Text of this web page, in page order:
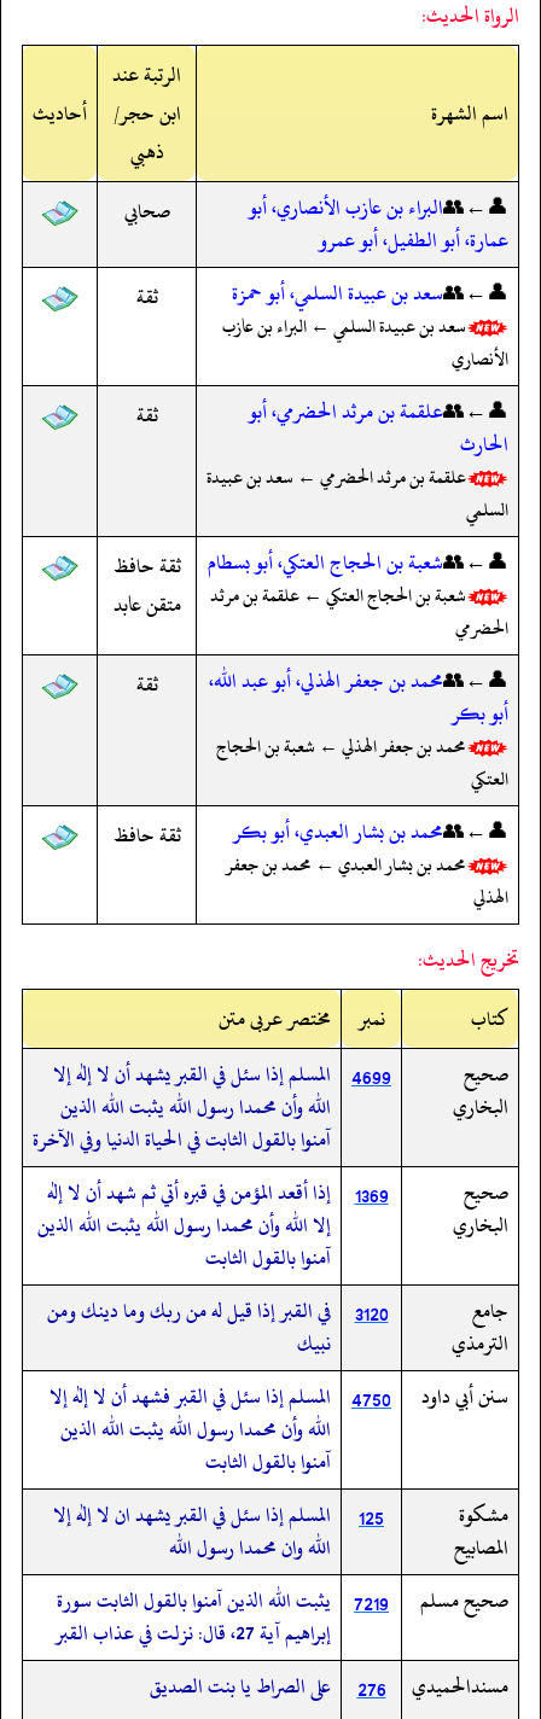
الرواة الحديث:
اسم الشهرة
الرتبة عند
ابن حجر/
ذهبي
أحاديث
👤←👥البراء بن عازب الأنصاري، أبو
عمارة، أبو الطفيل، أبو عمرو
صحابي
👤←👥سعد بن عبيدة السلمي، أبو حمزة
سعد بن عبيدة السلمي ← البراء بن عازب
الأنصاري
ثقة
👤←👥علقمة بن مرثد الحضرمي، أبو
الحارث
علقمة بن مرثد الحضرمي ← سعد بن عبيدة
السلمي
ثقة
👤←👥شعبة بن الحجاج العتكي، أبو بسطام
شعبة بن الحجاج العتكي ← علقمة بن مرثد
الحضرمي
ثقة حافظ
متقن عابد
👤←👥محمد بن جعفر الهذلي، أبو عبد الله،
أبو بكر
محمد بن جعفر الهذلي ← شعبة بن الحجاج
العتكي
ثقة
👤←👥محمد بن بشار العبدي، أبو بكر
محمد بن بشار العبدي ← محمد بن جعفر
الهذلي
ثقة حافظ
تخريج الحديث:
کتاب
نمبر
مختصر عربی متن
صحيح
البخاري
4699 المسلم إذا سئل في القبر يشهد أن لا إله إلا
الله وأن محمدا رسول الله يثبت الله الذين
آمنوا بالقول الثابت في الحياة الدنيا وفي الآخرة
صحيح
البخاري
1369
إذا أقعد المؤمن في قبره أتي ثم شهد أن لا إله
إلا الله وأن محمدا رسول الله يثبت الله الذين
آمنوا بالقول الثابت
جامع
الترمذي
3120
في القبر إذا قيل له من ربك وما دينك ومن
نبيك
سنن أبي داود
4750 المسلم إذا سئل في القبر فشهد أن لا إله إلا
الله وأن محمدا رسول الله يثبت الله الذين
آمنوا بالقول الثابت
مشكوة
المصابيح
125
المسلم إذا سئل في القبر يشهد ان لا إله إلا
الله وان محمدا رسول الله
صحيح مسلم
7219
يثبت الله الذين آمنوا بالقول الثابت سورة
إبراهيم آية 27، قال: نزلت في عذاب القبر
مسندالحميدي
276 على الصراط يا بنت الصديق